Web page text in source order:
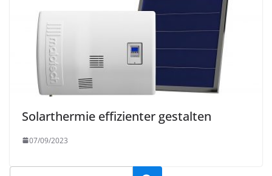
Solarthermie effizienter gestalten
07/09/2023